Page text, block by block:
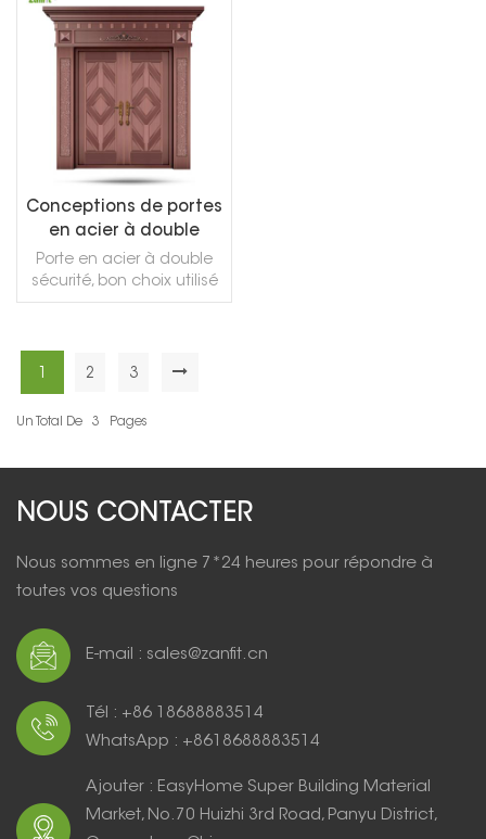
d'entrée pivotante
LIRE LA SUITE
Conceptions de portes
en acier à double
sécurité en cuivre pour
porte d'entrée
Porte en acier à double
sécurité, bon choix utilisé
pour la porte d'entrée de
d'entrée principale de la
villa.
1 2 3
Un Total De 3 Pages
NOUS CONTACTER
Nous sommes en ligne 7*24 heures pour répondre à
toutes vos questions
E-mail : sales@zanfit.cn
Tél : +86 18688883514
WhatsApp : +8618688883514
Ajouter : EasyHome Super Building Material
Market, No.70 Huizhi 3rd Road, Panyu District,